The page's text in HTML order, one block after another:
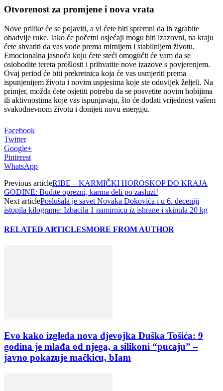
Otvorenost za promjene i nova vrata
Nove prilike će se pojaviti, a vi ćete biti spremni da ih zgrabite
obadvije ruke. Iako će početni osjećaji mogu biti izazovni, na kraju
ćete shvatiti da vas vode prema mirnijem i stabilnijem životu.
Emocionalna jasnoća koju ćete steći omogućit će vam da se
oslobodite tereta prošlosti i prihvatite nove izazove s povjerenjem.
Ovaj period će biti prekretnica koja će vas usmjeriti prema
ispunjenijem životu i novim uspjesima koje ste oduvijek željeli. Na
primjer, možda ćete osjetiti potrebu da se posvetite novim hobijima
ili aktivnostima koje vas ispunjavaju, što će dodati vrijednost vašem
svakodnevnom životu i donijeti novu energiju.
Facebook
Twitter
Google+
Pinterest
WhatsApp
Previous articleRIBE – KARMIČKI HOROSKOP DO KRAJA
GODINE: Budite oprezni, karma deli po zasluzi!
Next articlePoslušala je savet Novaka Đokovića i u 6. deceniji
istopila kilograme: Izbacila 1 namirnicu iz ishrane i skinula 20 kg
RELATED ARTICLESMORE FROM AUTHOR
Evo kako izgleda nova djevojka Duška Tošića: 9
godina je mlađa od njega, a silikoni “pucaju” –
javno pokazuje mačkicu, bIam